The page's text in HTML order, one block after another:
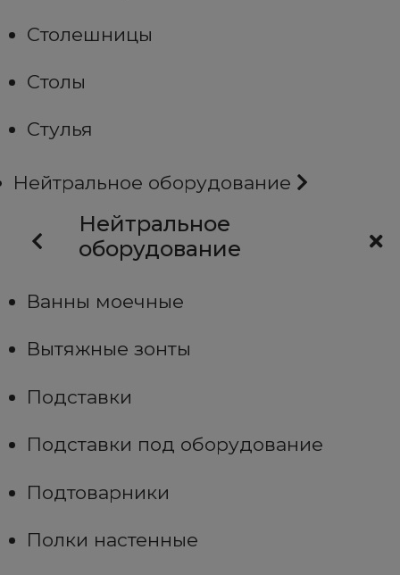
Столешницы
Столы
Стулья
Нейтральное оборудование
Нейтральное
оборудование
Ванны моечные
Вытяжные зонты
Подставки
Подставки под оборудование
Подтоварники
Полки настенные